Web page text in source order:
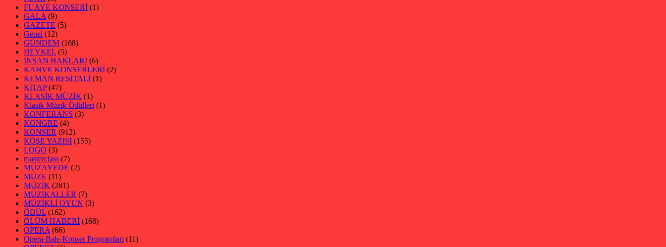
FUAYE KONSERİ (1)
GALA (9)
GAZETE (5)
Genel (12)
GÜNDEM (168)
HEYKEL (5)
İNSAN HAKLARI (6)
KAHVE KONSERLERİ (2)
KEMAN RESİTALİ (1)
KİTAP(47)
KLASİK MÜZİK (1)
Klasik Müzik Ödülleri (1)
KONFERANS (3)
KONGRE (4)
KONSER (912)
KÖŞE YAZISI (155)
LOGO (3)
masterclass (7)
MÜZAYEDE (2)
MÜZE (11)
MÜZİK (281)
MÜZİKALLER (7)
MÜZİKLİ OYUN (3)
ÖDÜL (162)
ÖLÜM HABERİ (168)
OPERA (66)
Opera-Bale-Konser Programları (11)